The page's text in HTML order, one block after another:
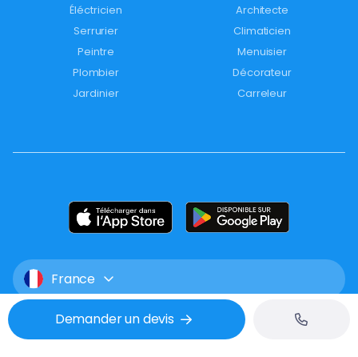
Demander un devis
Éléctricien
Architecte
Serrurier
Climaticien
Peintre
Menuisier
Plombier
Décorateur
Jardinier
Carreleur
France
Mentions légales